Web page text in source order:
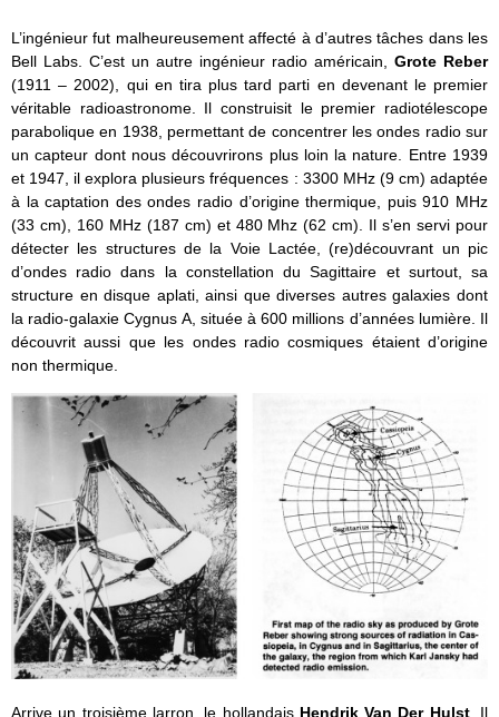
L’ingénieur fut malheureusement affecté à d’autres tâches dans les
Bell Labs. C’est un autre ingénieur radio américain, Grote Reber
(1911 – 2002), qui en tira plus tard parti en devenant le premier
véritable radioastronome. Il construisit le premier radiotélescope
parabolique en 1938, permettant de concentrer les ondes radio sur
un capteur dont nous découvrirons plus loin la nature. Entre 1939
et 1947, il explora plusieurs fréquences : 3300 MHz (9 cm) adaptée
à la captation des ondes radio d’origine thermique, puis 910 MHz
(33 cm), 160 MHz (187 cm) et 480 Mhz (62 cm). Il s’en servi pour
détecter les structures de la Voie Lactée, (re)découvrant un pic
d’ondes radio dans la constellation du Sagittaire et surtout, sa
structure en disque aplati, ainsi que diverses autres galaxies dont
la radio-galaxie Cygnus A, située à 600 millions d’années lumière. Il
découvrit aussi que les ondes radio cosmiques étaient d’origine
non thermique.
Arrive un troisième larron, le hollandais Hendrik Van Der Hulst. Il